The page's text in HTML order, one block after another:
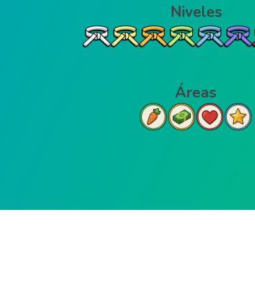
Niveles
Áreas